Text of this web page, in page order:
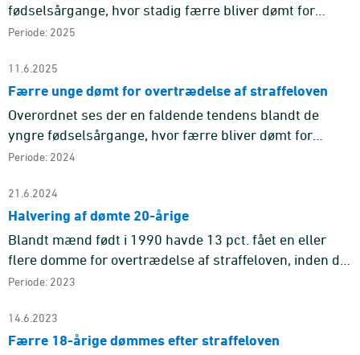
fødselsårgange, hvor stadig færre bliver dømt for
overtrædelser af straffeloven, hvilket også gælder, når
Periode: 2025
11.6.2025
Færre unge dømt for overtrædelse af straffeloven
Overordnet ses der en faldende tendens blandt de
yngre fødselsårgange, hvor færre bliver dømt for
overtrædelser af straffeloven. Denne udvikling gør sig
Periode: 2024
21.6.2024
Halvering af dømte 20-årige
Blandt mænd født i 1990 havde 13 pct. fået en eller
flere domme for overtrædelse af straffeloven, inden de
fyldte 21 år.
Periode: 2023
14.6.2023
Færre 18-årige dømmes efter straffeloven